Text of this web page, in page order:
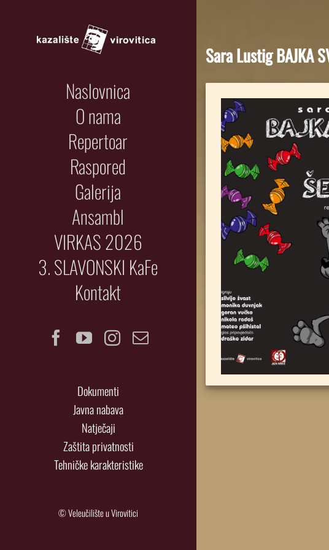
Naslovnica
O nama
Repertoar
Raspored
Galerija
Ansambl
VIRKAS 2026
3. SLAVONSKI KaFe
Kontakt
Facebook
YouTubeInstagram
Email
Dokumenti
Javna nabava
Natječaji
Zaštita privatnosti
Tehničke karakteristike
© Veleučilište u Virovitici
Sara Lustig BAJKA